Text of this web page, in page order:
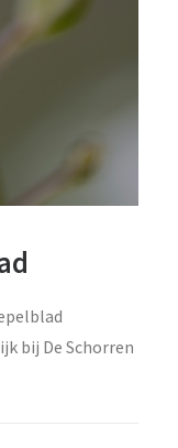
bij De Schorren